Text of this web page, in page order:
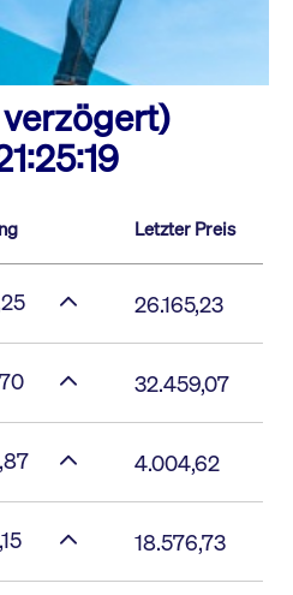
verzögert)
Letzter Preis
26.165,23
32.459,07
4.004,62
18.576,73